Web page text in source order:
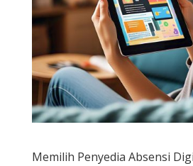
Memilih Penyedia Absensi